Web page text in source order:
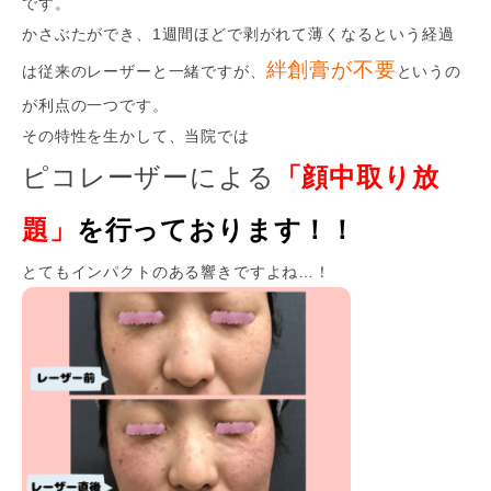
かさぶたができ、1週間ほどで剥がれて薄くなるという経過
は従来のレーザーと一緒ですが、 絆創膏が不要というの
が利点の一つです。
その特性を生かして、当院では
ピコレーザーによる
「顔中取り放
題」 を行っております！！
とてもインパクトのある響きですよね…！